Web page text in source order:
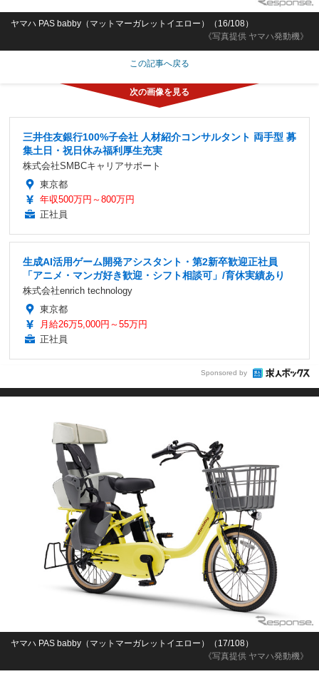
《写真提供 ヤマハ発動機》
ヤマハ PAS babby（マットマーガレットイエロー）（16/108）
この記事へ戻る
三井住友銀行100%子会社 人材紹介コンサルタント 両手型 募
集土日・祝日休み福利厚生充実
株式会社SMBCキャリアサポート
東京都
年収500万円～800万円
正社員
生成AI活用ゲーム開発アシスタント・第2新卒歓迎正社員
「アニメ・マンガ好き歓迎・シフト相談可」/育休実績あり
株式会社enrich technology
東京都
月給26万5,000円～55万円
正社員
Sponsored by
《写真提供 ヤマハ発動機》
ヤマハ PAS babby（マットマーガレットイエロー）（17/108）